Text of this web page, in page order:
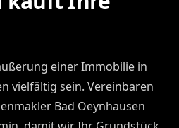
einer Immobilie in
vielfältig sein. Vereinbaren
Bad Oeynhausen